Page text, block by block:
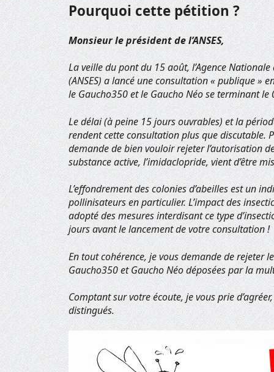
Pourquoi cette pétition ?
Monsieur le président de l’ANSES,
La veille du pont du 15 août, l’Agence
(ANSES) a lancé une consultation « publique »
le Gaucho350 et le Gaucho Néo se terminant
Le délai (à peine 15 jours ouvrables) et la
rendent cette consultation plus que discutable.
demande de bien vouloir rejeter l’autorisation
substance active, l’imidaclopride, vient d’être
L’effondrement des colonies d’abeilles est un
pollinisateurs en particulier. L’impact des
adopté des mesures interdisant ce type
jours avant le lancement de votre consultation !
En tout cohérence, je vous demande de rejeter
Gaucho350 et Gaucho Néo déposées par la
Comptant sur votre écoute, je vous prie
distingués.